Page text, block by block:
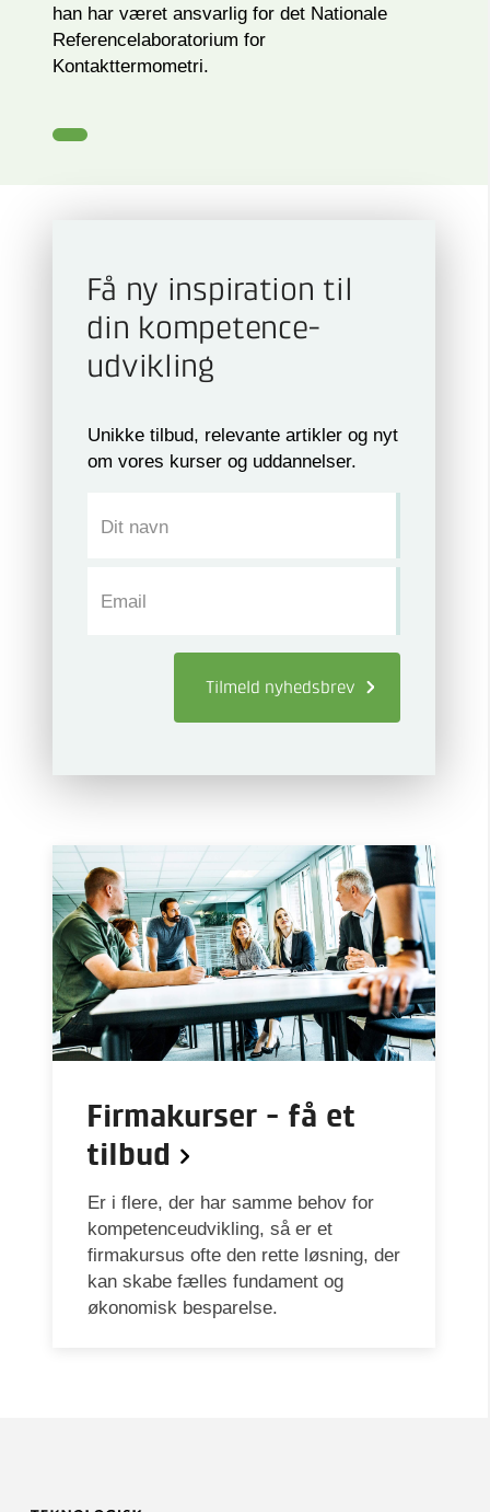
han har været ansvarlig for det Nationale
Referencelaboratorium for
Kontakttermometri.
Få ny inspiration til
din kompetence­
udvikling
Unikke tilbud, relevante artikler og nyt
om vores kurser og uddannelser.
Dit navn
Email
Tilmeld nyhedsbrev
Firmakurser - få et
tilbud
Er i flere, der har samme behov for
kompetenceudvikling, så er et
firmakursus ofte den rette løsning, der
kan skabe fælles fundament og
økonomisk besparelse.